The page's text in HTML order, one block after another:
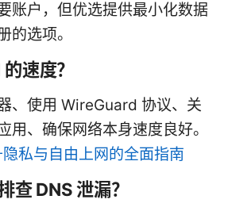
账户，但优选提供最小化数据
的选项。
速度？
、使用 WireGuard 协议、关
用、确保网络本身速度良好。
私与自由上网的全面指南
查 DNS 泄漏？